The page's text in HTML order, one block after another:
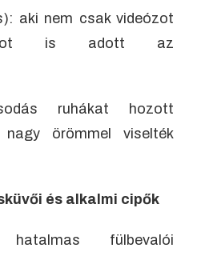
aki nem csak videózot
is adott az
ruhákat hozott
nagy örömmel viselték
és alkalmi cipők
fülbevalói